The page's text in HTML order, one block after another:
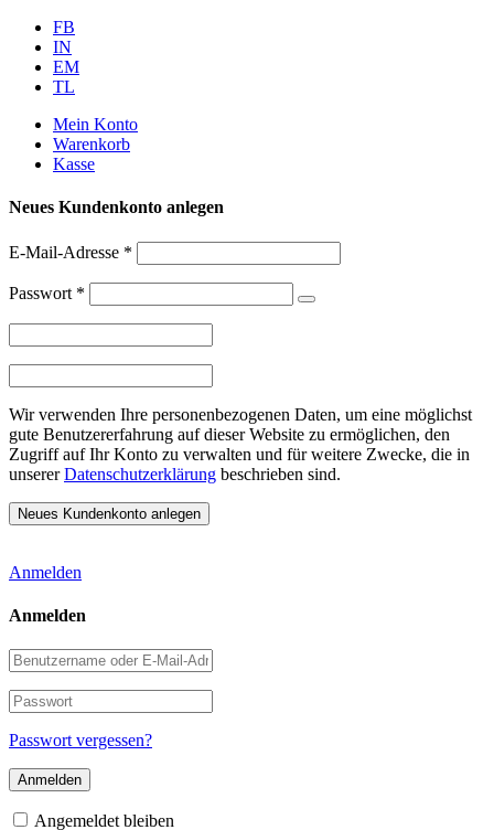
Weiter
zum
Inhalt
FB
IN
EM
TL
Mein Konto
Warenkorb
Kasse
Neues Kundenkonto anlegen
E-Mail-Adresse *
Passwort *
Wir verwenden Ihre personenbezogenen Daten, um eine möglichst
gute Benutzererfahrung auf dieser Website zu ermöglichen, den
Zugriff auf Ihr Konto zu verwalten und für weitere Zwecke, die in
unsererDatenschutzerklärung beschrieben sind.
Anmelden
Anmelden
Benutzername
oder
E-
Mail-
Adresse
Passwort
Passwort vergessen?
Angemeldet bleiben